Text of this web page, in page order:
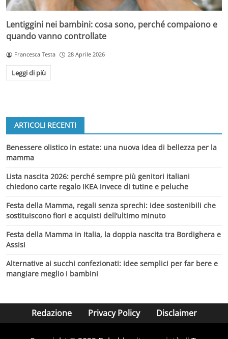
Lentiggini nei bambini: cosa sono, perché compaiono e
quando vanno controllate
Francesca Testa 28 Aprile 2026
Leggi di più
ARTICOLI RECENTI
Benessere olistico in estate: una nuova idea di bellezza per la
mamma
Lista nascita 2026: perché sempre più genitori italiani
chiedono carte regalo IKEA invece di tutine e peluche
Festa della Mamma, regali senza sprechi: idee sostenibili che
sostituiscono fiori e acquisti dell’ultimo minuto
Festa della Mamma in Italia, la doppia nascita tra Bordighera e
Assisi
Alternative ai succhi confezionati: idee semplici per far bere e
mangiare meglio i bambini
Redazione Privacy Policy Disclaimer